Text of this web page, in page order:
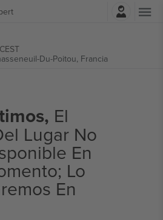
Du-Poitou, Francia
El
Lugar No
En
Lo
En